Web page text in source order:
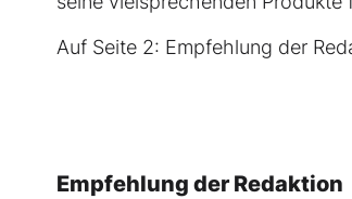
Auf Seite 2: Empfehlung der
Empfehlung der Redaktion